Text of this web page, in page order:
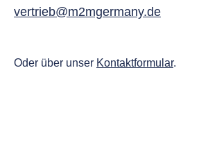
vertrieb@m2mgermany.de
Oder über unser Kontaktformular.